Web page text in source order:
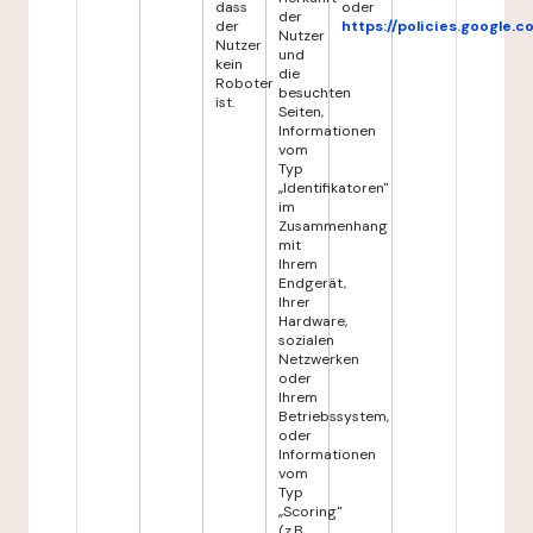
dass
der
Nutzer
kein
Roboter
ist.
der
Nutzer
und
die
besuchten
Seiten,
Informationen
vom
Typ
„Identifikatoren"
im
Zusammenhang
mit
Ihrem
Endgerät,
Ihrer
Hardware,
sozialen
Netzwerken
oder
Ihrem
Betriebssystem,
oder
Informationen
vom
Typ
„Scoring"
oder
https://